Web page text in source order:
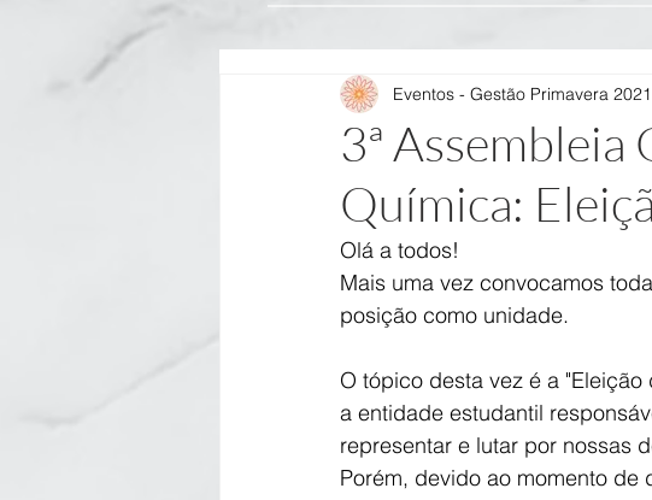
3ª Assembleia
Química:
Eventos - Gestão Primavera 2021
Olá a todos!
Mais uma vez convocamos
posição como unidade.
O tópico desta vez é a
a entidade estudantil
representar e lutar por nossas
Porém, devido ao momento